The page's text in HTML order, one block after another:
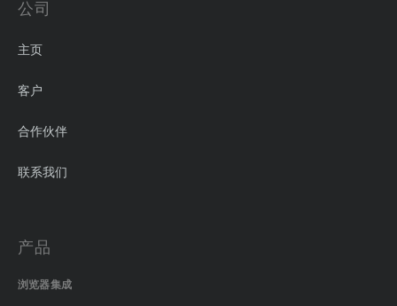
公司
主页
客户
合作伙伴
联系我们
产品
浏览器集成